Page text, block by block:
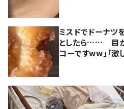
ミスドでドーナツ
としたら…… 目か
コーですww」「激